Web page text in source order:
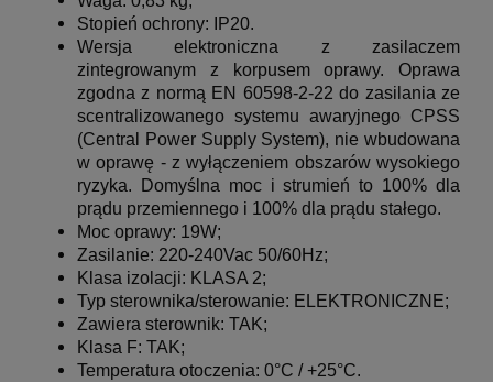
Stopień ochrony: IP20.
Wersja elektroniczna z zasilaczem
zintegrowanym z korpusem oprawy.
Oprawa
zgodna z normą EN 60598-2-22 do zasilania ze
scentralizowanego systemu awaryjnego CPSS
(Central Power Supply System), nie wbudowana
w oprawę - z wyłączeniem obszarów wysokiego
ryzyka.
Domyślna moc i strumień to 100% dla
prądu przemiennego i 100% dla prądu stałego.
Moc oprawy: 19W;
Zasilanie: 220-240Vac 50/60Hz;
Klasa izolacji: KLASA 2;
Typ sterownika/sterowanie: ELEKTRONICZNE;
Zawiera sterownik: TAK;
Klasa F: TAK;
Temperatura otoczenia: 0°C / +25°C.